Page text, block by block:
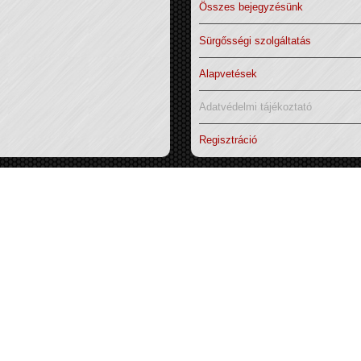
Összes bejegyzésünk
Sürgősségi szolgáltatás
Alapvetések
Adatvédelmi tájékoztató
Regisztráció